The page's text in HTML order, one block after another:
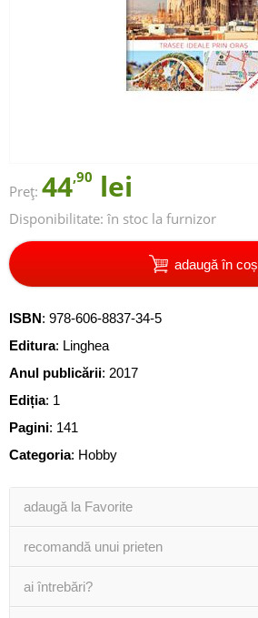
Preț: 44,90 lei
Disponibilitate: în stoc la furnizor
adaugă în coș
ISBN: 978-606-8837-34-5
Editura: Linghea
Anul publicării: 2017
Ediția: 1
Pagini: 141
Categoria: Hobby
adaugă la Favorite
recomandă unui prieten
ai întrebări?